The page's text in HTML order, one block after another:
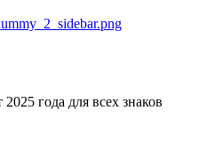
года для всех знаков